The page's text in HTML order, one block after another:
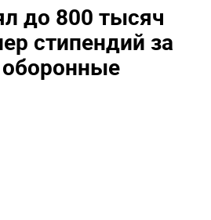
до 800 тысяч
стипендий за